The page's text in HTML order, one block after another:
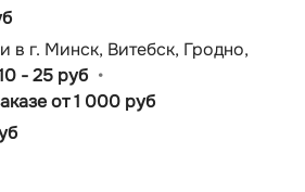
в г. Минск, Витебск, Гродно,
- 25 руб
от 1 000 руб